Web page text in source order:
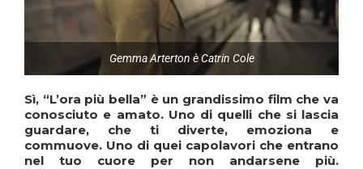
Gemma Arterton è Catrin Cole
Sì, “L’ora più bella” è un grandissimo film che va
conosciuto e amato. Uno di quelli che si lascia
guardare, che ti diverte, emoziona e
commuove. Uno di quei capolavori che entrano
nel tuo cuore per non andarsene più.